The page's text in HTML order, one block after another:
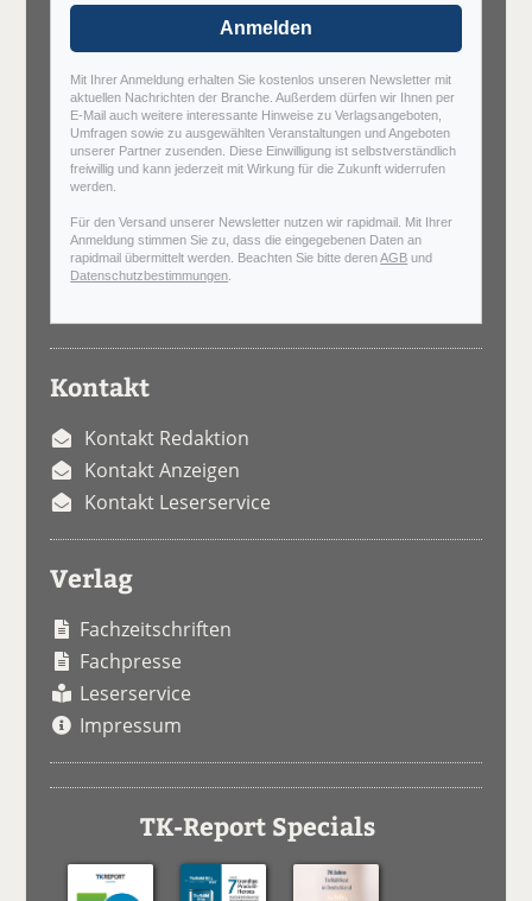
Anmelden
Mit Ihrer Anmeldung erhalten Sie kostenlos unseren Newsletter mit
aktuellen Nachrichten der Branche. Außerdem dürfen wir Ihnen per
E-Mail auch weitere interessante Hinweise zu Verlagsangeboten,
Umfragen sowie zu ausgewählten Veranstaltungen und Angeboten
unserer Partner zusenden. Diese Einwilligung ist selbstverständlich
freiwillig und kann jederzeit mit Wirkung für die Zukunft widerrufen
werden.
Für den Versand unserer Newsletter nutzen wir rapidmail. Mit Ihrer
Anmeldung stimmen Sie zu, dass die eingegebenen Daten an
rapidmail übermittelt werden. Beachten Sie bitte derenAGB und
Datenschutzbestimmungen
Kontakt
Kontakt Redaktion
Kontakt Anzeigen
Kontakt Leserservice
Verlag
Fachzeitschriften
Fachpresse
Leserservice
Impressum
TK-Report Specials